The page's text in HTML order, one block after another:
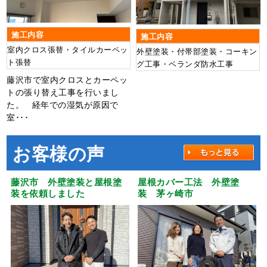
施工内容
室内クロス張替・タイルカーペッ
ト張替
藤沢市で室内クロスとカーペッ
トの張り替え工事を行いまし
た。 経年での湿気が原因で
室･･･
施工内容
外壁塗装・付帯部塗装・コーキン
グ工事・ベランダ防水工事
お客様の声
藤沢市 外壁塗装と屋根塗
装を依頼しました
屋根カバー工法 外壁塗
装 茅ヶ崎市